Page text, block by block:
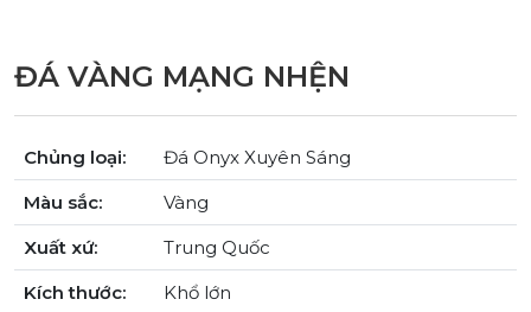
ĐÁ VÀNG MẠNG NHỆN
Chủng loại:
Đá Onyx Xuyên Sáng
Màu sắc:
Vàng
Xuất xứ:
Trung Quốc
Kích thước:
Khổ lớn